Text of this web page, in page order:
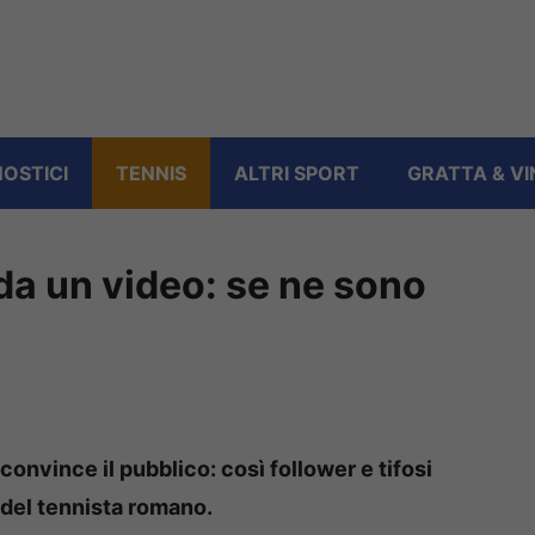
TENNIS ALTRI SPORT GRATTA &
un video: se ne sono
il pubblico: così follower e tifosi
tennista romano.